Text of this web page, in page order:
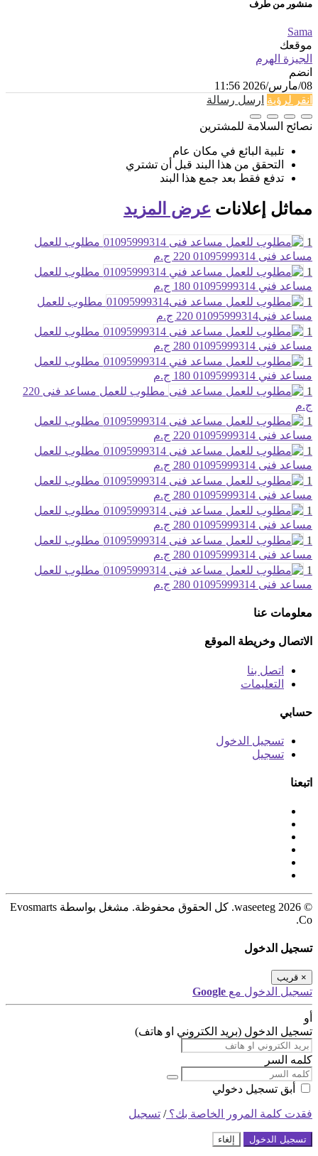
منشور من طرف
Sama
موقعك
الجيزة الهرم
انضم
08/مارس/2026 11:56
انقر لرؤية ارسل رسالة
نصائح السلامة للمشترين
تلبية البائع في مكان عام
التحقق من هذا البند قبل أن تشتري
تدفع فقط بعد جمع هذا البند
مماثل إعلانات عرض المزيد
1
مطلوب للعمل
مساعد فنى 01095999314
220 ج.م
1
مطلوب للعمل
مساعد فني 01095999314
180 ج.م
1
مطلوب للعمل
مساعد فنى01095999314
220 ج.م
1
مطلوب للعمل
مساعد فنى 01095999314
280 ج.م
1
مطلوب للعمل
مساعد فني 01095999314
180 ج.م
1
مطلوب للعمل مساعد فنى 220
ج.م
1
مطلوب للعمل
مساعد فنى 01095999314
220 ج.م
1
مطلوب للعمل
مساعد فنى 01095999314
280 ج.م
1
مطلوب للعمل
مساعد فنى 01095999314
280 ج.م
1
مطلوب للعمل
مساعد فنى 01095999314
280 ج.م
1
مطلوب للعمل
مساعد فنى 01095999314
280 ج.م
1
مطلوب للعمل
مساعد فنى 01095999314
280 ج.م
معلومات عنا
الاتصال وخريطة الموقع
اتصل بنا
التعليمات
حسابي
تسجيل الدخول
تسجيل
اتبعنا
© 2026 waseeteg. كل الحقوق محفوظة. مشغل بواسطة Evosmarts
Co.
تسجيل الدخول
× قريب
تسجيل الدخول مع Google
أو
تسجيل الدخول (بريد الكتروني او هاتف)
كلمه السر
أبق تسجيل دخولي
فقدت كلمة المرور الخاصة بك؟/ تسجيل
تسجيل الدخول إلغاء